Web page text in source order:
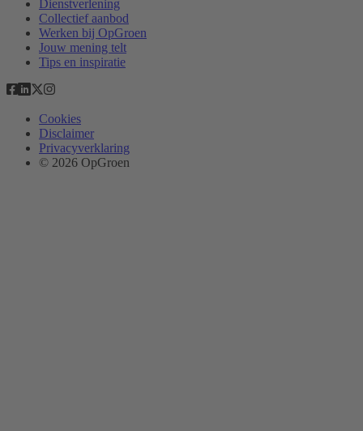
Dienstverlening
Collectief aanbod
Werken bij OpGroen
Jouw mening telt
Tips en inspiratie
Cookies
Disclaimer
Privacyverklaring
© 2026 OpGroen